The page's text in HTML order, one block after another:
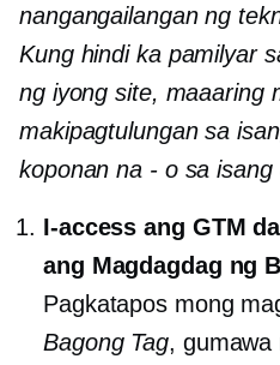
nangangailangan ng
Kung hindi ka pamilyar
ng iyong site, maaaring
makipagtulungan sa
koponan na -o sa isang
I-access ang GTM
ang Magdagdag ng
Pagkatapos mong
Bagong Tag, gumawa